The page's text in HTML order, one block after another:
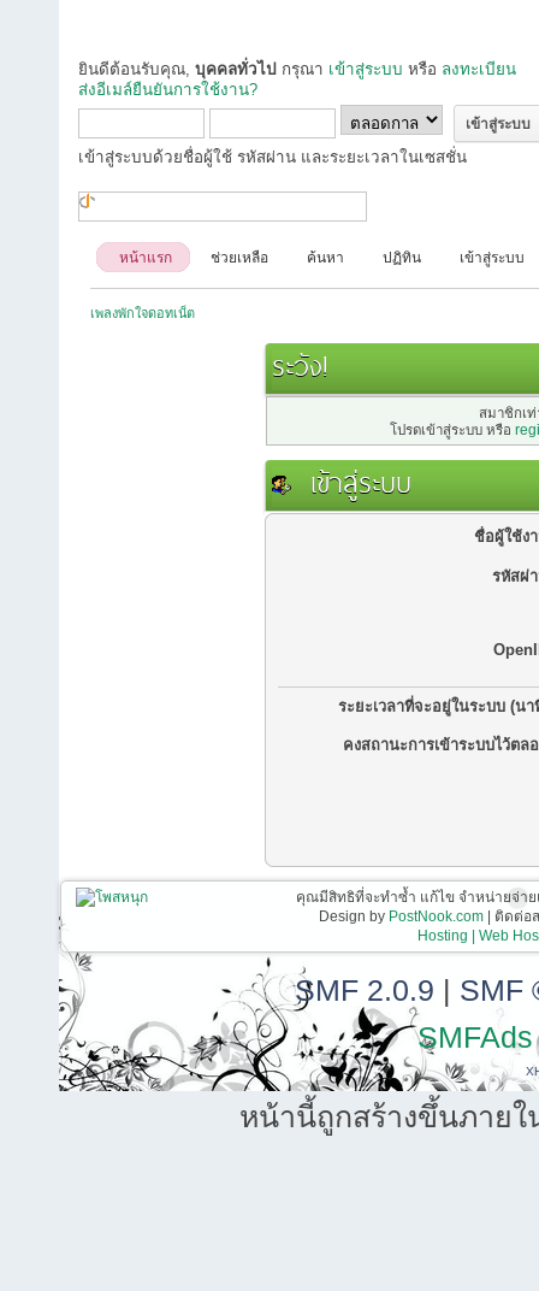
ยินดีต้อนรับคุณ, บุคคลทั่วไป กรุณา เข้าสู่ระบบ หรือ ลงทะเบียน
ส่งอีเมล์ยืนยันการใช้งาน?
เข้าสู่ระบบด้วยชื่อผู้ใช้ รหัสผ่าน และระยะเวลาในเซสชั่น
หน้าแรก ช่วยเหลือ ค้นหา ปฏิทิน เข้าสู่ระบบ
เพลงพักใจดอทเน็ต
ระวัง!
สมาชิกเ
โปรดเข้าสู่ระบบ หรือ
เข้าสู่ระบบ
ชื่อผู้ใช้ง
รหัสผ่
ระยะเวลาที่จะอยู่ในระบบ (นา
คงสถานะการเข้าระบบไว้ตล
คุณมีสิทธิที่จะทำซ้ำ แก้ไข จำหน่ายจ่า
Design by PostNook.com| ติดต่อส
Hosting | Web
SMF 2.0.9 | SMF
SMFAds
หน้านี้ถูกสร้างขึ้นภายใ